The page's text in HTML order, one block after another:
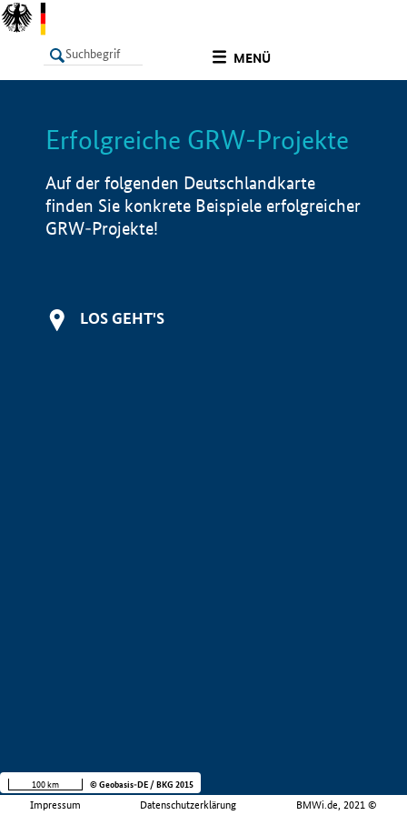
MENÜ
LISTE Info
Erfolgreiche GRW-Projekte
Auf der folgenden Deutschlandkarte
finden Sie konkrete Beispiele erfolgreicher
GRW-Projekte!
LOS GEHT'S
Impressum Datenschutzerklärung BMWi.de, 2021 ©
100 km © Geobasis-DE / BKG 2015